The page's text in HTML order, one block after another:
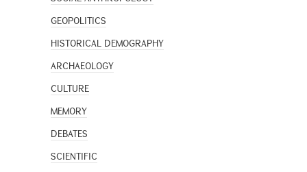
GEOPOLITICS
HISTORICAL DEMOGRAPHY
ARCHAEOLOGY
CULTURE
MEMORY
DEBATES
SCIENTIFIC